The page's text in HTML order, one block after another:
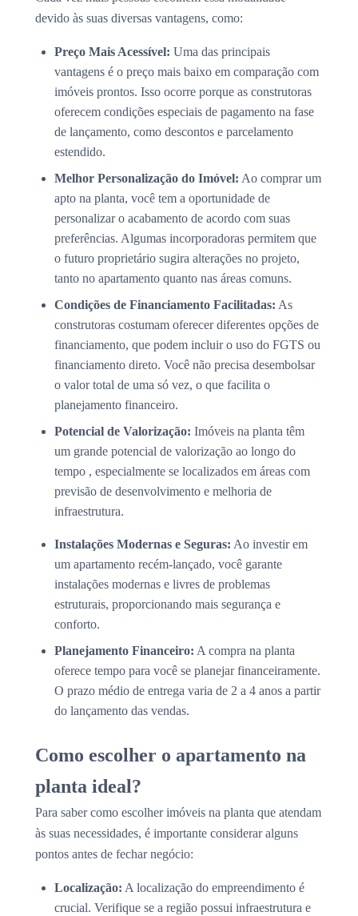
devido às suas diversas vantagens, como:
Preço Mais Acessível: Uma das principais
vantagens é o preço mais baixo em comparação com
imóveis prontos. Isso ocorre porque as construtoras
oferecem condições especiais de pagamento na fase
de lançamento, como descontos e parcelamento
estendido.
Melhor Personalização do Imóvel: Ao comprar um
apto na planta, você tem a oportunidade de
personalizar o acabamento de acordo com suas
preferências. Algumas incorporadoras permitem que
o futuro proprietário sugira alterações no projeto,
tanto no apartamento quanto nas áreas comuns.
Condições de Financiamento Facilitadas: As
construtoras costumam oferecer diferentes opções de
financiamento, que podem incluir o uso do FGTS ou
financiamento direto. Você não precisa desembolsar
o valor total de uma só vez, o que facilita o
planejamento financeiro.
Potencial de Valorização: Imóveis na planta têm
um grande potencial de valorização ao longo do
tempo , especialmente se localizados em áreas com
previsão de desenvolvimento e melhoria de
infraestrutura.
Instalações Modernas e Seguras: Ao investir em
um apartamento recém-lançado, você garante
instalações modernas e livres de problemas
estruturais, proporcionando mais segurança e
conforto.
Planejamento Financeiro: A compra na planta
oferece tempo para você se planejar financeiramente.
O prazo médio de entrega varia de 2 a 4 anos a partir
do lançamento das vendas.
Como escolher o apartamento na
planta ideal?
Para saber como escolher imóveis na planta que atendam
às suas necessidades, é importante considerar alguns
pontos antes de fechar negócio:
Localização: A localização do empreendimento é
crucial. Verifique se a região possui infraestrutura e